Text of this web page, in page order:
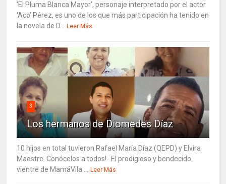
‘El Pluma Blanca Mayor’, personaje interpretado por el actor
‘Aco’ Pérez, es uno de los que más participación ha tenido en
la novela de D... Leer Más
3
Los hermanos de Diomedes Díaz
10 hijos en total tuvieron Rafael María Díaz (QEPD) y Elvira
Maestre. Conócelos a todos!. El prodigioso y bendecido
vientre de MamáVila ... Leer Más